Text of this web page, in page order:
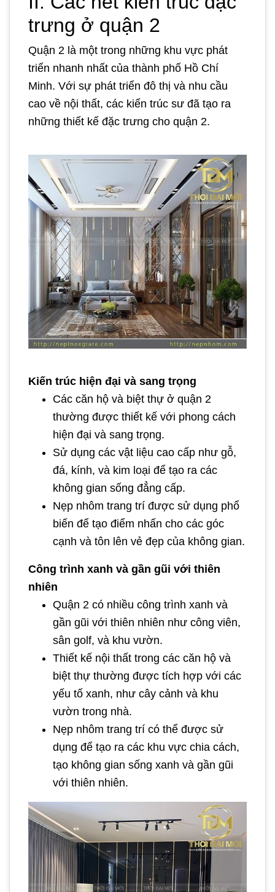
trưng ở quận 2
Quận 2 là một trong những khu vực phát
triển nhanh nhất của thành phố Hồ Chí
Minh. Với sự phát triển đô thị và nhu cầu
cao về nội thất, các kiến trúc sư đã tạo ra
những thiết kế đặc trưng cho quận 2.
Kiến trúc hiện đại và sang trọng
Các căn hộ và biệt thự ở quận 2
thường được thiết kế với phong cách
hiện đại và sang trọng.
Sử dụng các vật liệu cao cấp như gỗ,
đá, kính, và kim loại để tạo ra các
không gian sống đẳng cấp.
Nẹp nhôm trang trí được sử dụng phổ
biến để tạo điểm nhấn cho các góc
cạnh và tôn lên vẻ đẹp của không gian.
Công trình xanh và gần gũi với thiên
nhiên
Quận 2 có nhiều công trình xanh và
gần gũi với thiên nhiên như công viên,
sân golf, và khu vườn.
Thiết kế nội thất trong các căn hộ và
biệt thự thường được tích hợp với các
yếu tố xanh, như cây cảnh và khu
vườn trong nhà.
Nẹp nhôm trang trí có thể được sử
dụng để tạo ra các khu vực chia cách,
tạo không gian sống xanh và gần gũi
với thiên nhiên.